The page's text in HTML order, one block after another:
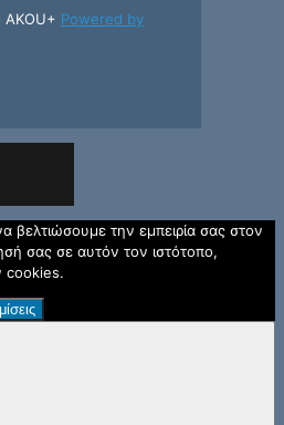
Powered by
βελτιώσουμε την εμπειρία σας στον
σας σε αυτόν τον ιστότοπο,
cookies.